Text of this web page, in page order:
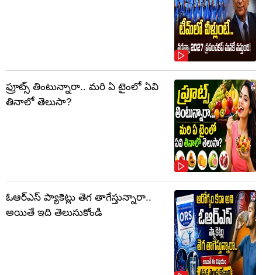
ఫ్రూట్స్‌ తింటున్నారా.. మరి ఏ టైంలో ఏవి
తినాలో తెలుసా?
ఓఆర్‌ఎస్‌ ప్యాకెట్లు తెగ తాగేస్తున్నారా..
అయితే ఇది తెలుసుకోండి